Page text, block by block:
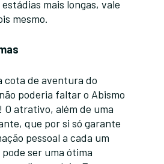
mais longas, vale
mesmo.
cota de aventura do
poderia faltar o Abismo
O atrativo, além de uma
que por si só garante
pessoal a cada um
ser uma ótima